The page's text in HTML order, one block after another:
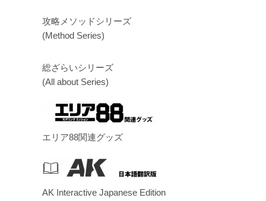
攻略メソッドシリーズ
(Method Series)
総ざらいシリーズ
(All about Series)
エリア88関連グッズ
AK Interactive Japanese Edition